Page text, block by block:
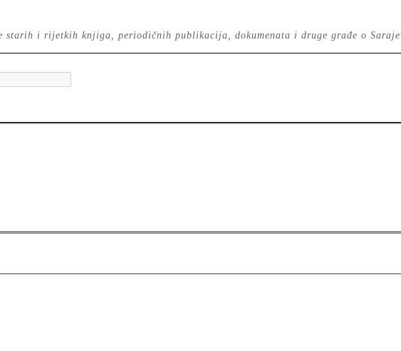
starih i rijetkih knjiga, periodičnih publikacija, dokumenata i druge građe o